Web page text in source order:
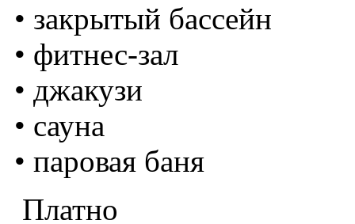
• закрытый бассейн
• фитнес-зал
• джакузи
• сауна
• паровая баня
Платно